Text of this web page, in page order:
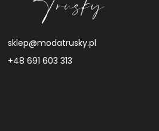
sklep@modatrusky.pl
+48 691 603 313